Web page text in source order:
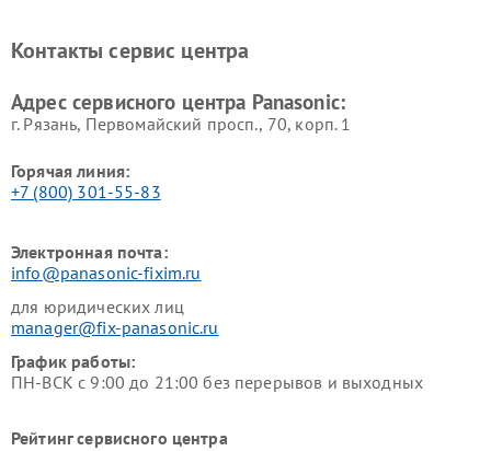
панелей Panasonic
Контакты сервис центра
Адрес сервисного центра Panasonic:
г. Рязань, Первомайский просп., 70, корп. 1
Горячая линия:
+7 (800) 301-55-83
Электронная почта:
info@panasonic-fixim.ru
для юридических лиц
manager@fix-panasonic.ru
График работы:
ПН-ВСК с 9:00 до 21:00 без перерывов и выходных
Рейтинг сервисного центра